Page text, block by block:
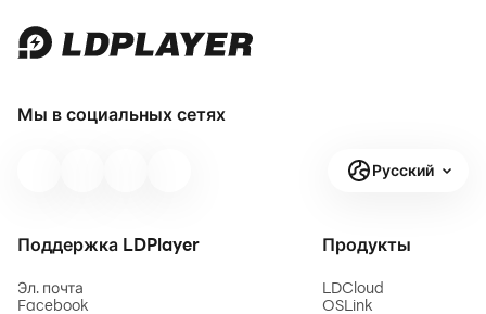
Мы в социальных сетях
Русский
Поддержка LDPlayer
Эл. почта
Facebook
Продукты
LDCloud
OSLink